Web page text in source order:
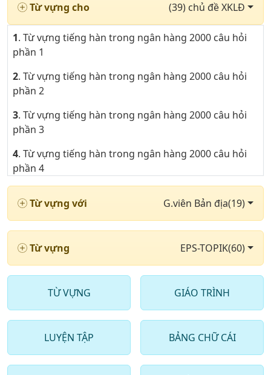
Từ vựng cho (39) chủ đề XKLĐ
1. Từ vựng tiếng hàn trong ngân hàng 2000 câu hỏi
phần 1
2. Từ vựng tiếng hàn trong ngân hàng 2000 câu hỏi
phần 2
3. Từ vựng tiếng hàn trong ngân hàng 2000 câu hỏi
phần 3
4. Từ vựng tiếng hàn trong ngân hàng 2000 câu hỏi
phần 4
phần 5
6. Từ vựng tiếng hàn trong ngân hàng 2000 câu hỏi
phần 6
7. Từ vựng tiếng hàn trong ngân hàng 2000 câu hỏi
8. Từ vựng tiếng hàn trong ngân hàng 2000 câu hỏi
phần 8
. Từ vựng tiếng hàn trong ngân hàng 2000 câu hỏi
phần 9
Từ vựng với G.viên Bản địa(19)
Từ vựng EPS-TOPIK(60)
TỪ VỰNG GIÁO TRÌNH
LUYỆN TẬP BẢNG CHỮ CÁI